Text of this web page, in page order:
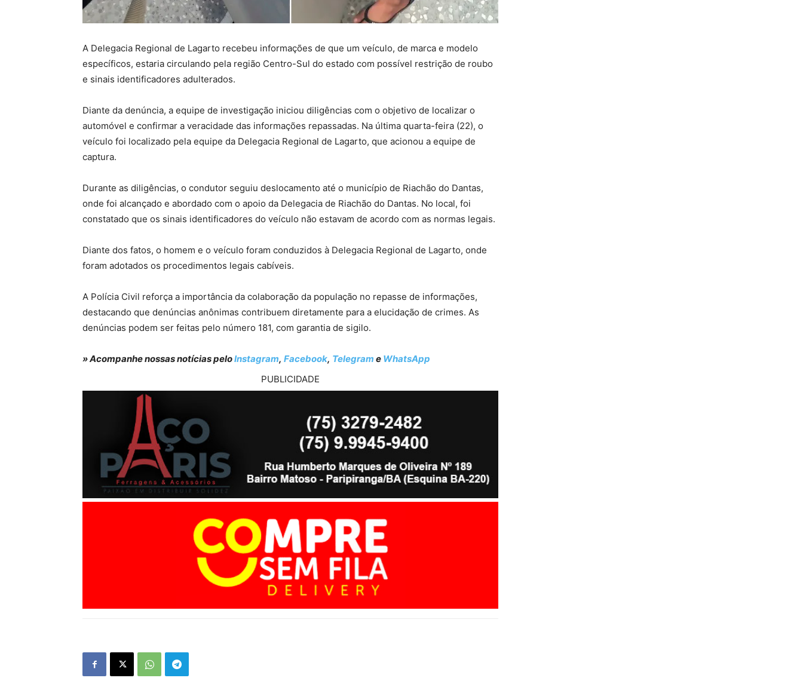
A Delegacia Regional de Lagarto recebeu informações de que um veículo, de marca e modelo
específicos, estaria circulando pela região Centro-Sul do estado com possível restrição de roubo
e sinais identificadores adulterados.
Diante da denúncia, a equipe de investigação iniciou diligências com o objetivo de localizar o
automóvel e confirmar a veracidade das informações repassadas. Na última quarta-feira (22), o
veículo foi localizado pela equipe da Delegacia Regional de Lagarto, que acionou a equipe de
captura.
Durante as diligências, o condutor seguiu deslocamento até o município de Riachão do Dantas,
onde foi alcançado e abordado com o apoio da Delegacia de Riachão do Dantas. No local, foi
constatado que os sinais identificadores do veículo não estavam de acordo com as normas legais.
Diante dos fatos, o homem e o veículo foram conduzidos à Delegacia Regional de Lagarto, onde
foram adotados os procedimentos legais cabíveis.
A Polícia Civil reforça a importância da colaboração da população no repasse de informações,
destacando que denúncias anônimas contribuem diretamente para a elucidação de crimes. As
denúncias podem ser feitas pelo número 181, com garantia de sigilo.
» Acompanhe nossas notícias peloInstagram, Facebook, Telegram e WhatsApp
PUBLICIDADE